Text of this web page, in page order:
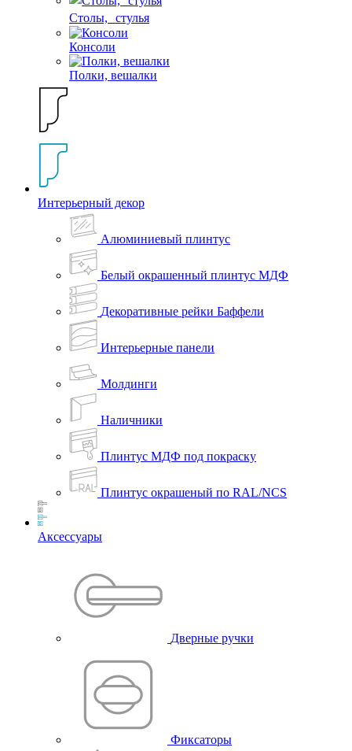
Столы, стулья
Консоли
Полки, вешалки
Интерьерный декор
Алюминиевый плинтус
Белый окрашенный плинтус МДФ
Декоративные рейки Баффели
Интерьерные панели
Молдинги
Наличники
Плинтус МДФ под покраску
Плинтус окрашеный по RAL/NCS
Аксессуары
Дверные ручки
Фиксаторы